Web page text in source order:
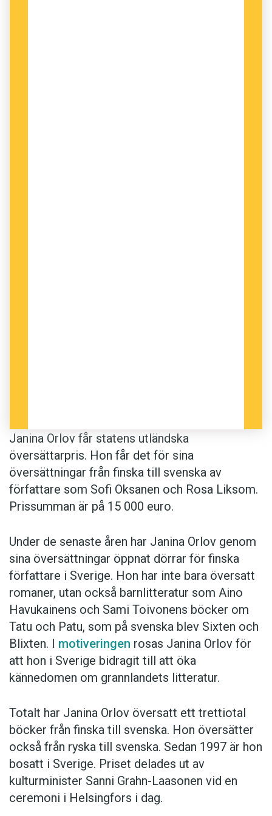
Janina Orlov får statens utländska
översättarpris. Hon får det för sina
översättningar från finska till svenska av
författare som Sofi Oksanen och Rosa Liksom.
Prissumman är på 15 000 euro.
Under de senaste åren har Janina Orlov genom
sina översättningar öppnat dörrar för finska
författare i Sverige. Hon har inte bara översatt
romaner, utan också barnlitteratur som Aino
Havukainens och Sami Toivonens böcker om
Tatu och Patu, som på svenska blev Sixten och
Blixten. I motiveringen rosas Janina Orlov för
att hon i Sverige bidragit till att öka
kännedomen om grannlandets litteratur.
Totalt har Janina Orlov översatt ett trettiotal
böcker från finska till svenska. Hon översätter
också från ryska till svenska. Sedan 1997 är hon
bosatt i Sverige. Priset delades ut av
kulturminister Sanni Grahn-Laasonen vid en
ceremoni i Helsingfors i dag.